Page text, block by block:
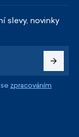
slevy, novinky
zpracováním